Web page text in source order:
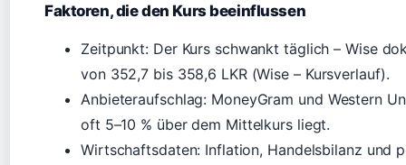
Faktoren, die den Kurs beeinflussen
Zeitpunkt: Der Kurs schwankt täglich – Wise
von 352,7 bis 358,6 LKR (Wise – Kursverlauf).
Anbieteraufschlag: MoneyGram und Western
oft 5–10 % über dem Mittelkurs liegt.
Wirtschaftsdaten: Inflation, Handelsbilanz und